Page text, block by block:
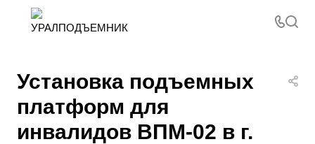
Установка подъемных
платформ для
инвалидов ВПМ-02 в г.